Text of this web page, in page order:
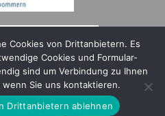
Cookies von Drittanbietern. Es
Cookies und Formular-
sind um Verbindung zu Ihnen
Sie uns kontaktieren.
Drittanbietern ablehnen